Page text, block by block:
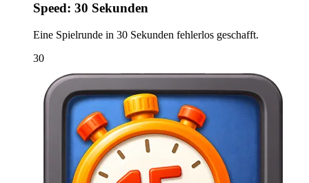
Speed: 30 Sekunden
Eine Spielrunde in 30 Sekunden fehlerlos geschafft.
30